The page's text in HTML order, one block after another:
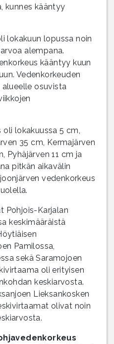
kunnes kääntyy
lokakuun lopussa noin
alempana.
kääntyy kuun
Vedenkorkeuden
osuvista
lokakuussa 5 cm,
35 cm, Kermajärven
Pyhäjärven 11 cm ja
pitkän aikavälin
vedenkorkeus
Pohjois-Karjalan
keskimääräistä
Pamilossa,
sekä Saramojoen
oli erityisen
keskiarvosta.
Lieksankosken
olivat noin